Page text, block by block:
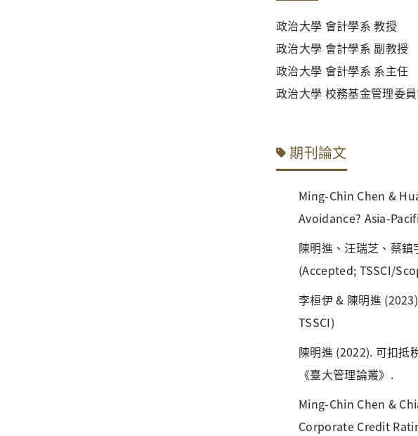
政治大學 會計學系 教授
政治大學 會計學系 副教授
政治大學 會計學系 系主任
政治大學 校務基金管理委
期刊論文
Ming-Chin Chen &
Avoidance? Asia-
陳明進、汪瑞芝、蔡
(Accepted; TSSCI/
李桓伊 & 陳明進
TSSCI)
陳明進 (2022). 可扣抵
《臺大管理論叢》.
Ming-Chin Chen &
Corporate Credit